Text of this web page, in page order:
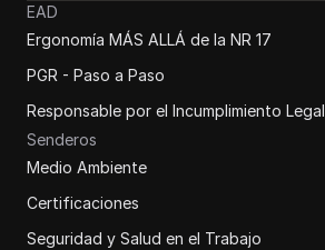
EAD
Ergonomía MÁS ALLÁ de la NR 17
PGR - Paso a Paso
Responsable por el Incumplimiento Legal
Senderos
Medio Ambiente
Certificaciones
Seguridad y Salud en el Trabajo